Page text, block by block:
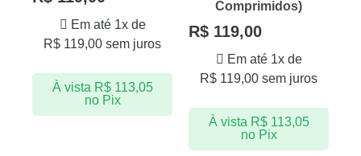
Em até 1x de
R$ 119,00 sem juros
À vista R$113,05
no Pix
Comprimidos)
R$ 119,00
Em até 1x de
R$ 119,00 sem juros
À vista R$113,05
no Pix